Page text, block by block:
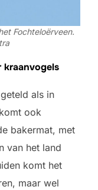
Fochteloërveen.
kraanvogels
als in
ook
bakermat, met
van het land
komt het
maar wel